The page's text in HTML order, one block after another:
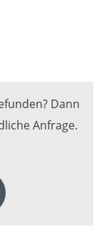
Dann
Anfrage.